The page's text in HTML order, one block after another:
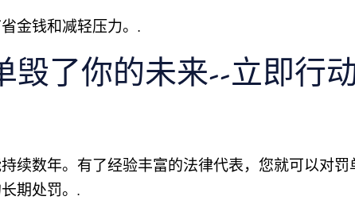
金钱和减轻压力。.
毁了你的未来--立即行
续数年。有了经验丰富的法律代表，您就可以对罚
期处罚。.